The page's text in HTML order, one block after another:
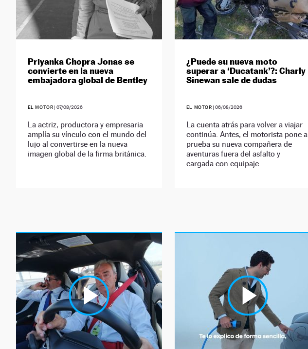
Priyanka Chopra Jonas se
convierte en la nueva
embajadora global de Bentley
EL MOTOR |07/08/2026
La actriz, productora y empresaria
amplía su vínculo con el mundo del
lujo al convertirse en la nueva
imagen global de la firma británica.
¿Puede su nueva moto
superar a ‘Ducatank’?: Charly
Sinewan sale de dudas
EL MOTOR |06/08/2026
La cuenta atrás para volver a viajar
continúa. Antes, el motorista pone a
prueba su nueva compañera de
aventuras fuera del asfalto y
cargada con equipaje.